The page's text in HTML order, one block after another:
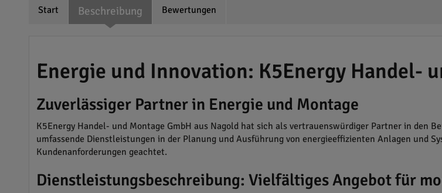
Start Beschreibung Bewertungen
Energie und Innovation: K5Energy Handel-
Zuverlässiger Partner in Energie und Montage
K5Energy Handel- und Montage GmbH aus Nagold hat sich als vertrauenswürdiger Partner in den
umfassende Dienstleistungen in der Planung und Ausführung von energieeffizienten Anlagen und
Kundenanforderungen geachtet.
Dienstleistungsbeschreibung: Vielfältiges Angebot für